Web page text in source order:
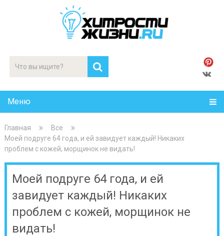
Меню
Главная
Все
Моей подруге 64 года, и ей завидует каждый! Никаких
проблем с кожей, морщинок не видать!
Моей подруге 64 года, и ей
завидует каждый! Никаких
проблем с кожей, морщинок не
видать!